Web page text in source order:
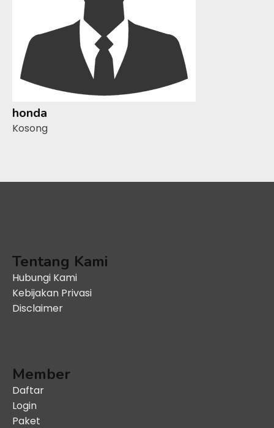
honda
Kosong
Tentang Kami
Hubungi Kami
Kebijakan Privasi
Disclaimer
Member
Daftar
Login
Paket